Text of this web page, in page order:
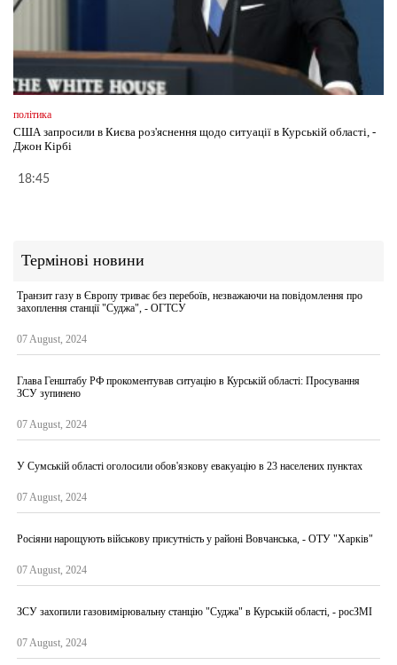
політика
США запросили в Києва роз'яснення щодо ситуації в Курській області, -
Джон Кірбі
18:45
Термінові новини
Транзит газу в Європу триває без перебоїв, незважаючи на повідомлення про
захоплення станції "Суджа", - ОГТСУ
07 August, 2024
Глава Генштабу РФ прокоментував ситуацію в Курській області: Просування
ЗСУ зупинено
07 August, 2024
У Сумській області оголосили обов'язкову евакуацію в 23 населених пунктах
07 August, 2024
Росіяни нарощують військову присутність у районі Вовчанська, - ОТУ "Харків"
07 August, 2024
ЗСУ захопили газовимірювальну станцію "Суджа" в Курській області, - росЗМІ
07 August, 2024